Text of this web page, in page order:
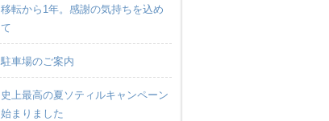
移転から1年。感謝の気持ちを込め
て
駐車場のご案内
史上最高の夏ソティルキャンペーン
始まりました